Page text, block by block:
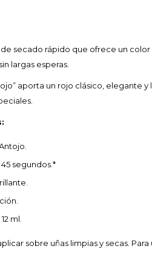
secado rápido que ofrece un
largas esperas.
aporta un rojo clásico, elegante
segundos.*
ml.
sobre uñas limpias y secas.